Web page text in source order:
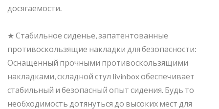
досягаемости.
★ Стабильное сиденье, запатентованные
противоскользящие накладки для безопасности:
Оснащенный прочными противоскользящими
накладками, складной стул livinbox обеспечивает
стабильный и безопасный опыт сидения. Будь то
необходимость дотянуться до высоких мест для